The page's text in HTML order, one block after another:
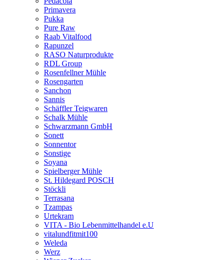
Primavera
Pukka
Pure Raw
Raab Vitalfood
Rapunzel
RASO Naturprodukte
RDL Group
Rosenfellner Mühle
Rosengarten
Sanchon
Sannis
Schäffler Teigwaren
Schalk Mühle
Schwarzmann GmbH
Sonett
Sonnentor
Sonstige
Soyana
Spielberger Mühle
St. Hildegard POSCH
Stöckli
Terrasana
Tzampas
Urtekram
VITA - Bio Lebenmittelhandel e.U
vitalundfitmit100
Weleda
Werz